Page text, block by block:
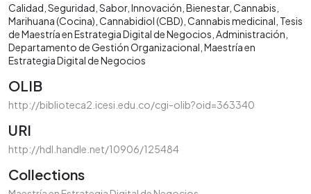
Calidad Seguridad Sabor Innovación Bienestar Cannabis
Marihuana (Cocina) Cannabidiol (CBD) Cannabis medicinal Tesis
de Maestría en Estrategia Digital de Negocios Administración
Departamento de Gestión Organizacional Maestría en
Estrategia Digital de Negocios
OLIB
http://biblioteca2.icesi.edu.co/cgi-olib?oid=363340
URI
http://hdl.handle.net/10906/125484
Collections